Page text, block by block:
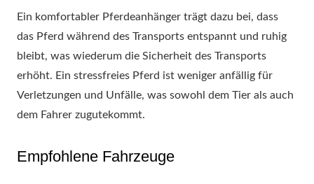
Ein komfortabler Pferdeanhänger trägt dazu bei, dass
das Pferd während des Transports entspannt und ruhig
bleibt, was wiederum die Sicherheit des Transports
erhöht. Ein stressfreies Pferd ist weniger anfällig für
Verletzungen und Unfälle, was sowohl dem Tier als auch
dem Fahrer zugutekommt.
Empfohlene Fahrzeuge